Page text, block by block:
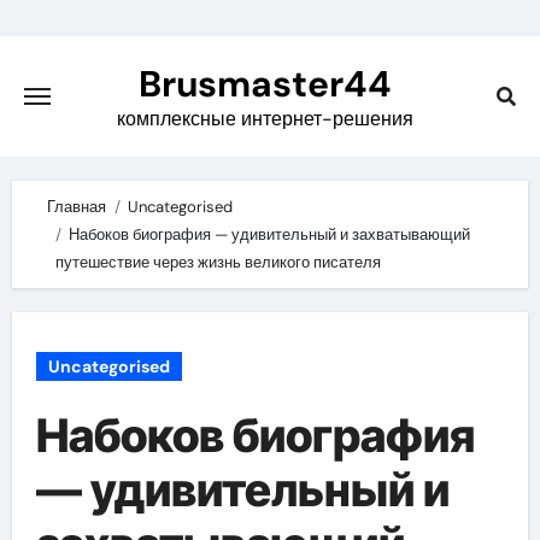
content
Brusmaster44
комплексные интернет-решения
Главная
Uncategorised
Набоков биография — удивительный и захватывающий
путешествие через жизнь великого писателя
Uncategorised
Набоков биография
— удивительный и